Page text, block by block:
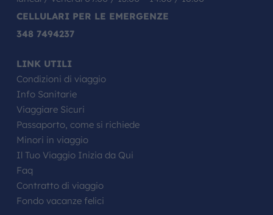
CELLULARI PER LE EMERGENZE
348 7494237
LINK UTILI
Condizioni di viaggio
Info Sanitarie
Viaggiare Sicuri
Passaporto, come si richiede
Minori in viaggio
Il Tuo Viaggio Inizia da Qui
Faq
Contratto di viaggio
Fondo vacanze felici